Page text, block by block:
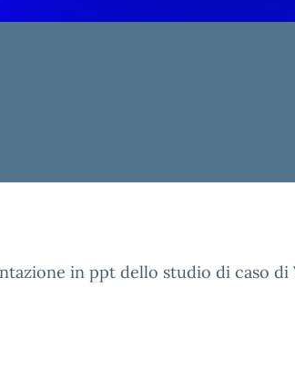
in ppt dello studio di caso di